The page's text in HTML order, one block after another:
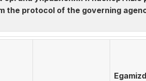
the protocol of the governing